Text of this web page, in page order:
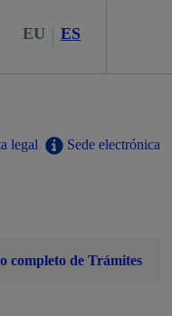
EU ES
Sede electrónica
legal
completo de Trámites